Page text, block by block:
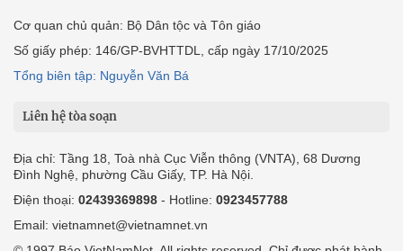
Cơ quan chủ quản: Bộ Dân tộc và Tôn giáo
Số giấy phép: 146/GP-BVHTTDL, cấp ngày 17/10/2025
Tổng biên tập: Nguyễn Văn Bá
Liên hệ tòa soạn
Địa chỉ: Tầng 18, Toà nhà Cục Viễn thông (VNTA), 68 Dương
Đình Nghệ, phường Cầu Giấy, TP. Hà Nội.
Điện thoại: 02439369898 - Hotline: 0923457788
Email: vietnamnet@vietnamnet.vn